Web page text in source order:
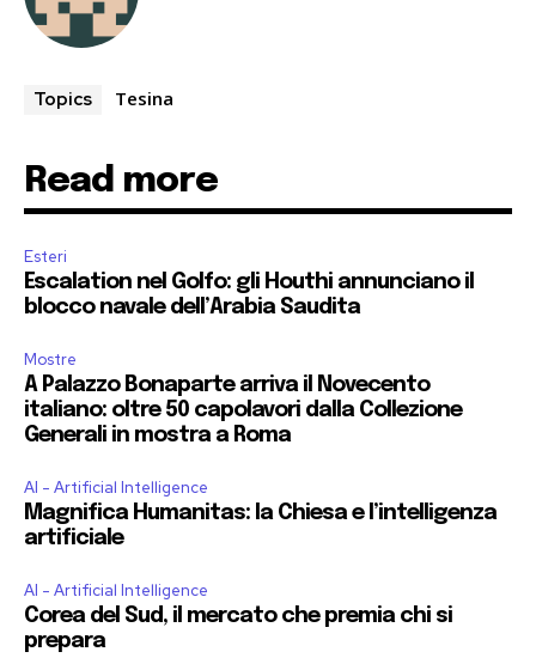
Topics Tesina
Read more
Esteri
Escalation nel Golfo: gli Houthi annunciano il
blocco navale dell’Arabia Saudita
Mostre
A Palazzo Bonaparte arriva il Novecento
italiano: oltre 50 capolavori dalla Collezione
Generali in mostra a Roma
AI - Artificial Intelligence
Magnifica Humanitas: la Chiesa e l’intelligenza
artificiale
AI - Artificial Intelligence
Corea del Sud, il mercato che premia chi si
prepara